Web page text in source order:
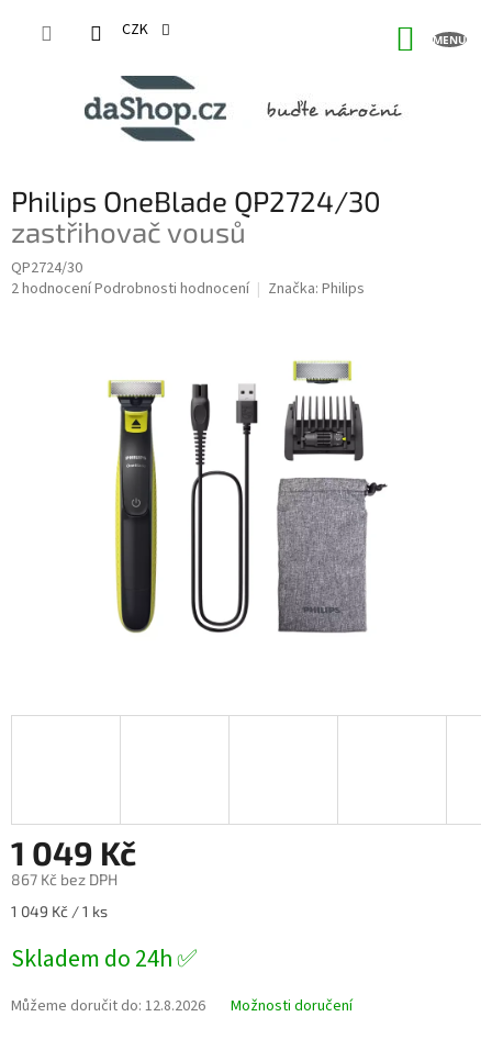
CZK
Philips OneBlade QP2724/30
zastřihovač vousů
QP2724/30
Průměrné
2 hodnoceníPodrobnosti hodnocení Značka: Philips
1 049 Kč
867 Kč bez DPH
Měrná
1 049 Kč / 1 ks
Skladem do 24h ✅
Můžeme doručit do: 12.8.2026 Možnosti doručení